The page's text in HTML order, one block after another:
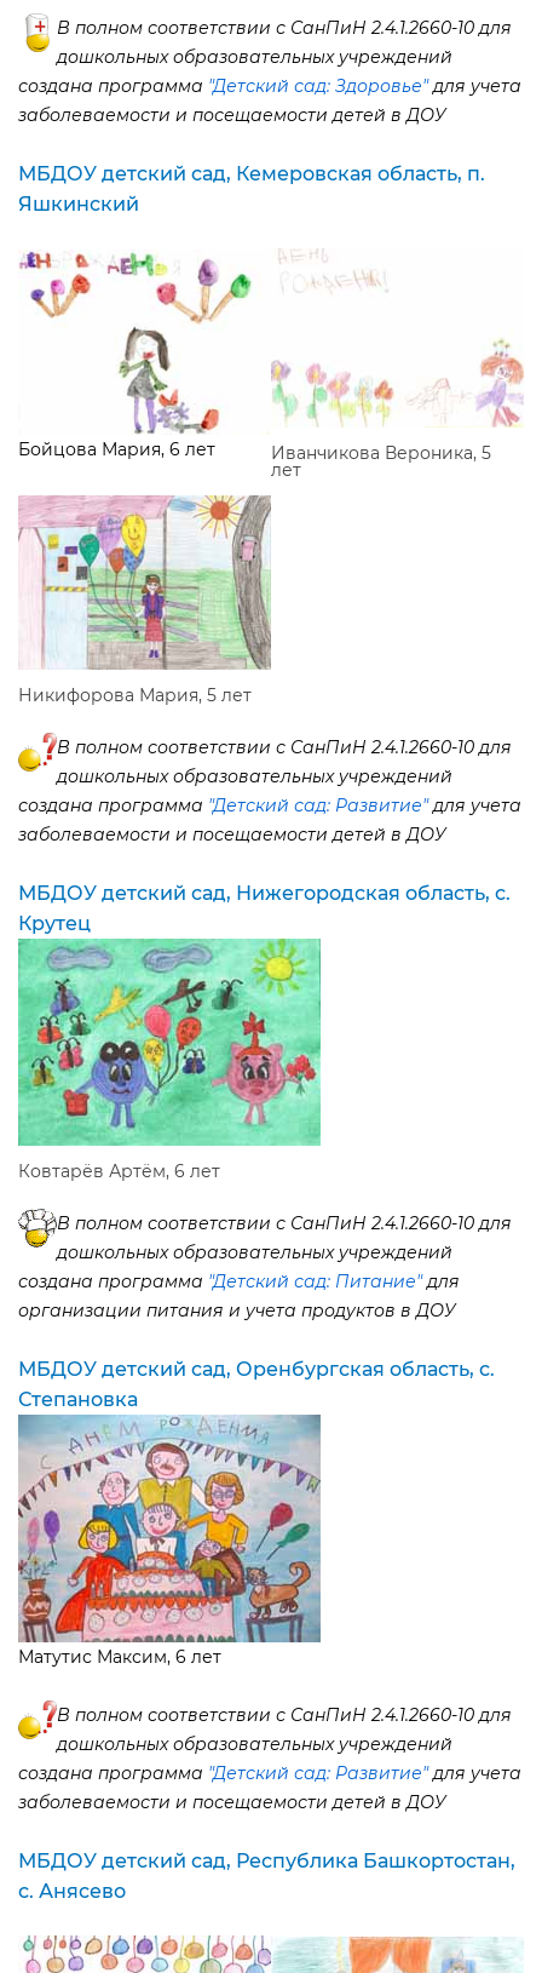
полном соответствии с СанПиН 2.4.1.2660-10 для
дошкольных образовательных учреждений
создана программа "Детский сад: Здоровье"для учета
заболеваемости и посещаемости детей в ДОУ
МБДОУ детский сад, Кемеровская область, п.
Яшкинский
Бойцова Мария, 6 лет Иванчикова Вероника, 5
лет
Никифорова Мария, 5 лет
полном соответствии с СанПиН 2.4.1.2660-10 для
дошкольных образовательных учреждений
создана программа "Детский сад: Развитие"для учета
заболеваемости и посещаемости детей в ДОУ
МБДОУ детский сад, Нижегородская область, с.
Крутец
Ковтарёв Артём, 6 лет
полном соответствии с СанПиН 2.4.1.2660-10 для
дошкольных образовательных учреждений
создана программа "Детский сад: Питание"для
организации питания и учета продуктов в ДОУ
МБДОУ детский сад, Оренбургская область, с.
Степановка
Матутис Максим, 6 лет
полном соответствии с СанПиН 2.4.1.2660-10 для
дошкольных образовательных учреждений
создана программа "Детский сад: Развитие"для учета
заболеваемости и посещаемости детей в ДОУ
МБДОУ детский сад, Республика Башкортостан,
с. Анясево